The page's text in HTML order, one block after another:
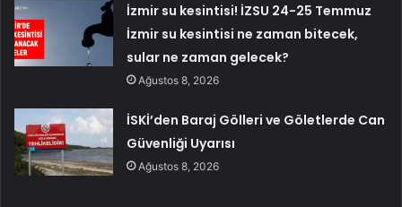
İzmir su kesintisi! İZSU 24-25 Temmuz
İzmir su kesintisi ne zaman bitecek,
sular ne zaman gelecek?
Ağustos 8, 2026
İSKİ’den Baraj Gölleri ve Göletlerde Can
Güvenliği Uyarısı
Ağustos 8, 2026